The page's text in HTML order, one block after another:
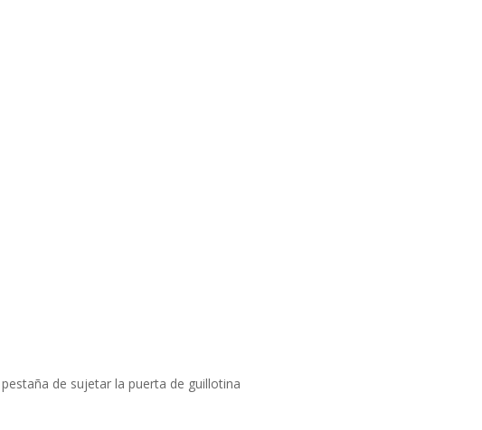
de sujetar la puerta de guillotina